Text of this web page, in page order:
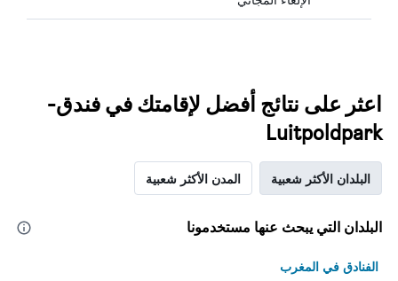
اعثر على نتائج أفضل لإقامتك في فندق-
Luitpoldpark
البلدان الأكثر شعبية المدن الأكثر شعبية
البلدان التي يبحث عنها مستخدمونا
الفنادق في المغرب